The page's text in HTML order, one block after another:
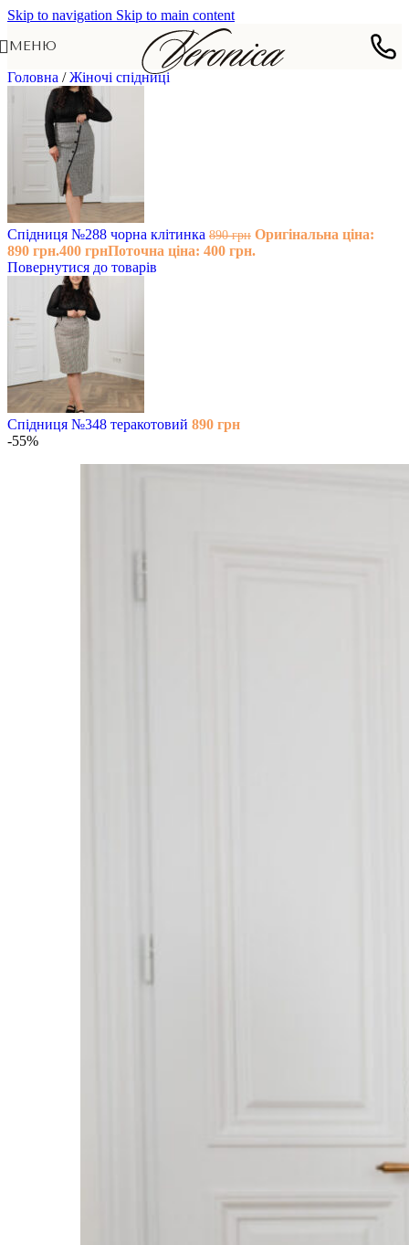
Skip to navigation Skip to main content
МЕНЮ
Головна / Жіночі спідниці
Спідниця №288 чорна клітинка 890грн Оригінальна ціна:
890 грн.400 грнПоточна ціна: 400 грн.
Повернутися до товарів
Спідниця №348 теракотовий 890 грн
-55%